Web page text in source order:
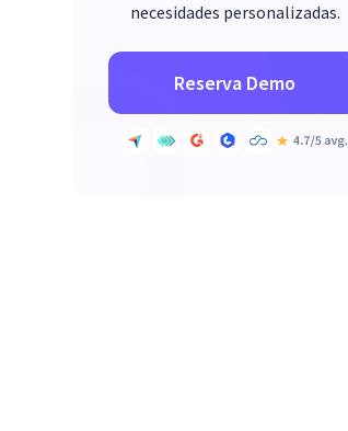
necesidades personalizadas.
Reserva Demo